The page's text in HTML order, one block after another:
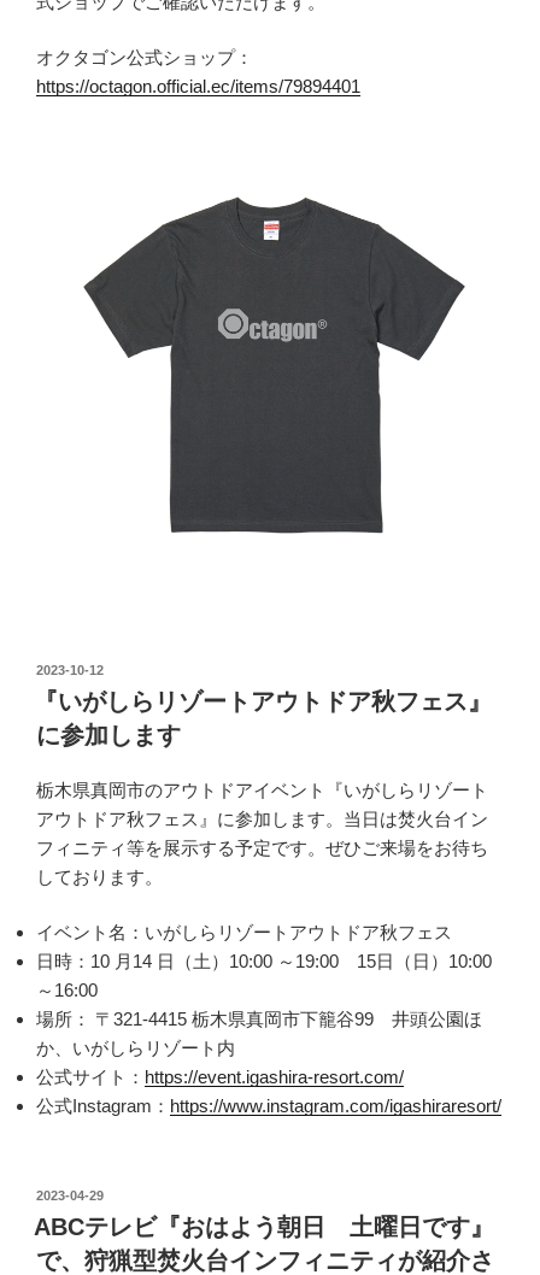
オクタゴン公式ショップ：
https://octagon.official.ec/items/79894401
投
2023-10-12
『いがしらリゾートアウトドア秋フェス』
に参加します
栃木県真岡市のアウトドアイベント『いがしらリゾート
アウトドア秋フェス』に参加します。当日は焚火台イン
フィニティ等を展示する予定です。ぜひご来場をお待ち
しております。
イベント名：いがしらリゾートアウトドア秋フェス
日時：10 月14 日（土）10:00 ～19:00 15日（日）10:00
～16:00
場所： 〒321-4415 栃木県真岡市下籠谷99 井頭公園ほ
か、いがしらリゾート内
公式サイト： https://event.igashira-resort.com/
公式Instagram： https://www.instagram.com/igashiraresort/
投
稿
日:
2023-04-29
ABCテレビ『おはよう朝日 土曜日です』
で、狩猟型焚火台インフィニティが紹介さ